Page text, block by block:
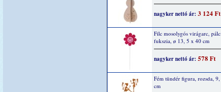
nagyker nettó ár: 3 124 Ft
Filc mosolygós virágarc,
fukszia, ø 13, 5 x 40 cm
nagyker nettó ár: 578 Ft
Fém tündér figura, rozsda,
cm